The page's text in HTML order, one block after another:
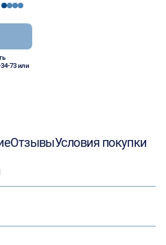
1234
73или
ОтзывыУсловия покупки